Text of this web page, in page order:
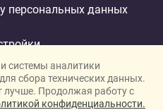
персональных данных
системы аналитики
сбора технических данных.
лучше. Продолжая работу с
конфиденциальности.